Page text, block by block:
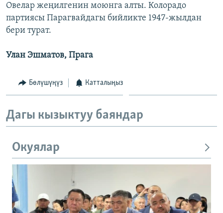
ЭЕ/АРнун бардык сайттары
Овелар жеңилгенин моюнга алты. Колорадо
партиясы Парагвайдагы бийликте 1947-жылдан
бери турат.
Улан Эшматов, Прага
Бөлүшүңүз Катталыңыз
Дагы кызыктуу баяндар
Окуялар